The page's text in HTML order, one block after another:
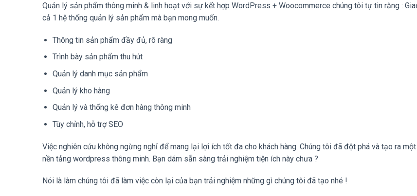
Quản lý sản phẩm thông minh & linh hoạt với sự kết hợp WordPress + Woocommerce chúng tôi tự tin rằng :
cả 1 hệ thống quản lý sản phẩm mà bạn mong muốn.
Thông tin sản phẩm đầy đủ, rõ ràng
Trình bày sản phẩm thu hút
Quản lý danh mục sản phẩm
Quản lý kho hàng
Quản lý và thống kê đơn hàng thông minh
Tùy chỉnh, hỗ trợ SEO
Việc nghiên cứu không ngừng nghỉ để mang lại lợi ích tốt đa cho khách hàng. Chúng tôi đã đột phá và tạo ra
nền tảng wordpress thông minh. Bạn dám sẵn sàng trải nghiệm tiện ích này chưa ?
Nói là làm chúng tôi đã làm việc còn lại của bạn trải nghiệm những gì chúng tôi đã tạo nhé !